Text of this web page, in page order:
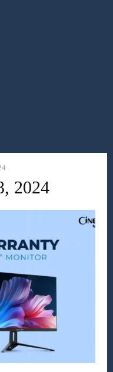
2024